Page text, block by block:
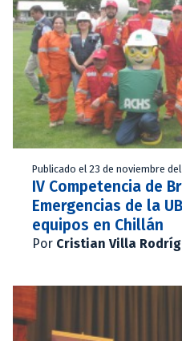
Publicado el 23 de noviembre del
IV Competencia de
Emergencias de la
equipos en Chillán
Por Cristian Villa